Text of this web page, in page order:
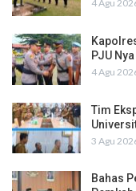
4 Agu
PJU Nya
4 Agu
Tim
3 Agu
Bahas